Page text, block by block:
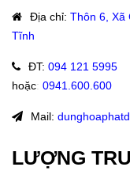
Địa chỉ: Thôn 6, Xã
Tĩnh
ĐT: 094 121 5995
hoặc: 0941.600.600
Mail:
LƯỢNG